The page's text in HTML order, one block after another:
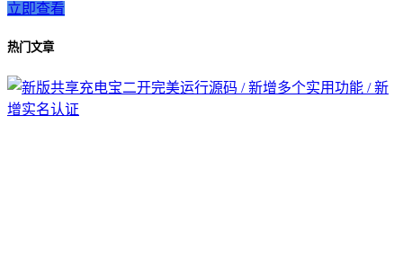
立即查看
热门文章